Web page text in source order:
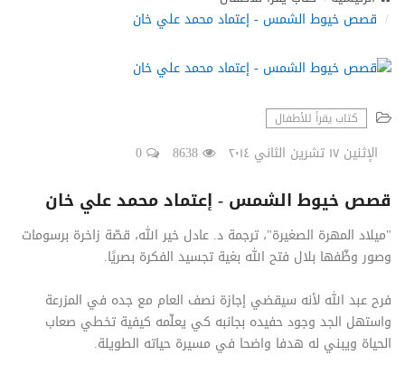
a
i
i
n
قصص خيوط الشمس - إعتماد محمد علي خان
كتاب يقرأ للأطفال
الإثنين ١٧ تشرين الثاني ٢٠١٤ 8638
0
قصص خيوط الشمس - إعتماد محمد علي خان
"ميلاد المهرة الصغيرة"، ترجمة د. عادل خير الله، قصّة زاخرة برسومات
وصور وظّفها بلال فتح الله بغية تجسيد الفكرة بصريًا.
فرح عبد الله لأنه سيقضي إجازة نصف العام مع جده في المزرعة
واستهل الجد وجود حفيده بجانبه كي يعلّمه كيفية تخطي صعاب
الحياة ويبني له هدفا واضحا في مسيرة حياته الطويلة.